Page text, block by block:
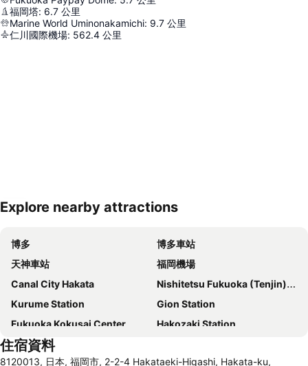
福岡塔: 6.7 公里
Marine World Uminonakamichi: 9.7 公里
仁川國際機場: 562.4 公里
展開地圖
Explore nearby attractions
博多
博多車站
天神車站
福岡機場
Canal City Hakata
Nishitetsu Fukuoka (Tenjin) Station
Kurume Station
Gion Station
Fukuoka Kokusai Center
Hakozaki Station
Saga Station
Fukuoka Yafuoku! Dome
Nakasu-Kawabata Station
住宿資料
8120013, 日本, 福岡市, 2-2-4 Hakataeki-Higashi, Hakata-ku,